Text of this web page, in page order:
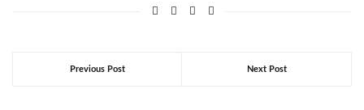
Previous Post Next Post